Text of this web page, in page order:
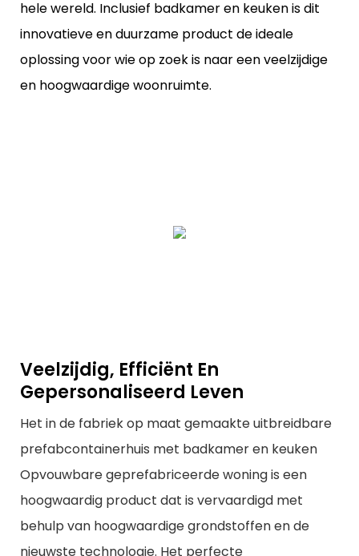
hele wereld. Inclusief badkamer en keuken is dit
innovatieve en duurzame product de ideale
oplossing voor wie op zoek is naar een veelzijdige
en hoogwaardige woonruimte.
Veelzijdig, Efficiënt En
Gepersonaliseerd Leven
Het in de fabriek op maat gemaakte uitbreidbare
prefabcontainerhuis met badkamer en keuken
Opvouwbare geprefabriceerde woning is een
hoogwaardig product dat is vervaardigd met
behulp van hoogwaardige grondstoffen en de
nieuwste technologie. Het perfecte